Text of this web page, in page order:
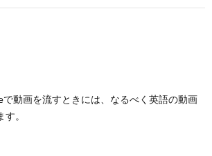
動画を流すときには、なるべく英語の動画
。